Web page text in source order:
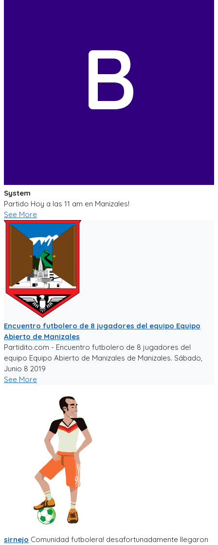
B
System
Partido Hoy a las 11 am en Manizales!
See More
Encuentro futbolero de 8 jugadores del equipo Equipo
Abierto de Manizales
Partidito.com - Encuentro futbolero de 8 jugadores del
equipo Equipo Abierto de Manizales de Manizales. Sábado,
Junio 8 2019
See More
sirnejo Comunidad futbolera! desafortunadamente llegaron